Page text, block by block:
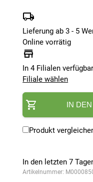
Lieferung ab 3 - 5
Online vorrätig
In 4 Filialen verfügbar
Filiale wählen
IN
Produkt
In den letzten 7
Artikelnummer: